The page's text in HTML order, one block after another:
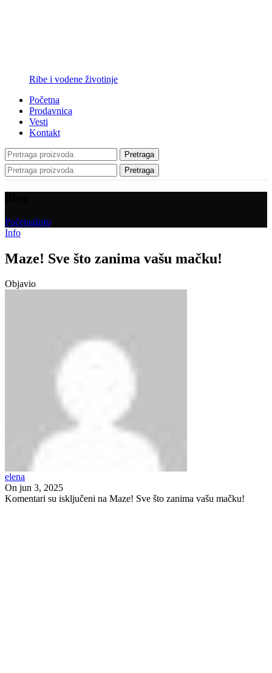
Ribe i vodene životinje
Početna
Prodavnica
Vesti
Kontakt
Pretraga
Pretraga
PočetnaInfo
Info
Maze! Sve što zanima vašu mačku!
Objavio
elena
On jun 3, 2025
Komentari su isključeni na Maze! Sve što zanima vašu mačku!